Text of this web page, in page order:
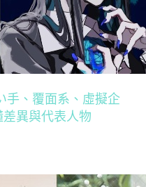
手、覆面系、虛擬企
異與代表人物